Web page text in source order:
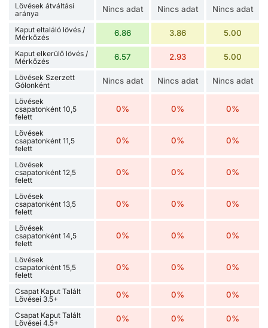
Lövések átváltási
aránya
Nincs adat Nincs adat Nincs adat
Kaput eltaláló lövés /
Mérkőzés
6.86 3.86 5.00
Kaput elkerülő lövés /
Mérkőzés
6.57 2.93 5.00
Lövések Szerzett
Gólonként
Nincs adat Nincs adat Nincs adat
Lövések
csapatonként 10,5
felett
0% 0% 0%
Lövések
csapatonként 11,5
felett
0% 0% 0%
Lövések
csapatonként 12,5
felett
0% 0% 0%
Lövések
csapatonként 13,5
felett
0% 0% 0%
Lövések
csapatonként 14,5
felett
0% 0% 0%
Lövések
csapatonként 15,5
felett
0% 0% 0%
Csapat Kaput Talált
Lövései 3.5+
0% 0% 0%
Csapat Kaput Talált
Lövései 4.5+
0% 0% 0%